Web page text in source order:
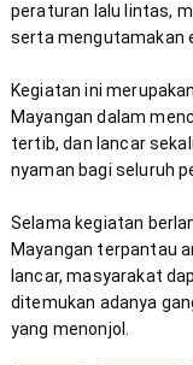
peraturan lalu lintas,
Kegiatan ini
Mayangan dalam
tertib, dan lancar
Selama kegiatan
Mayangan terpantau
lancar, masyarakat
ditemukan adanya
yang menonjol.